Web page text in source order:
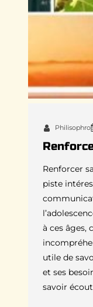
Philisophro
Renforcer
piste
à ces âges,
utile de
et ses
savoir